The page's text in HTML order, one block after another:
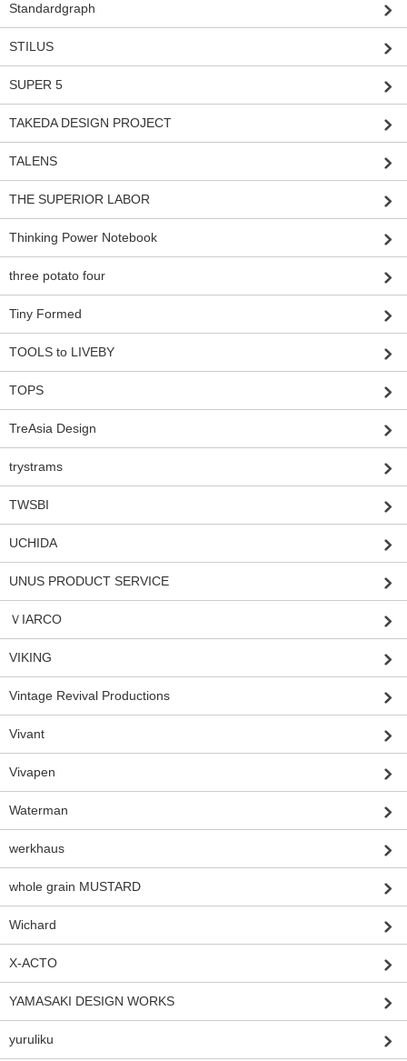
Standardgraph
STILUS
SUPER 5
TAKEDA DESIGN PROJECT
TALENS
THE SUPERIOR LABOR
Thinking Power Notebook
three potato four
Tiny Formed
TOOLS to LIVEBY
TOPS
TreAsia Design
trystrams
TWSBI
UCHIDA
UNUS PRODUCT SERVICE
ＶIARCO
VIKING
Vintage Revival Productions
Vivant
Vivapen
Waterman
werkhaus
whole grain MUSTARD
Wichard
X-ACTO
YAMASAKI DESIGN WORKS
yuruliku